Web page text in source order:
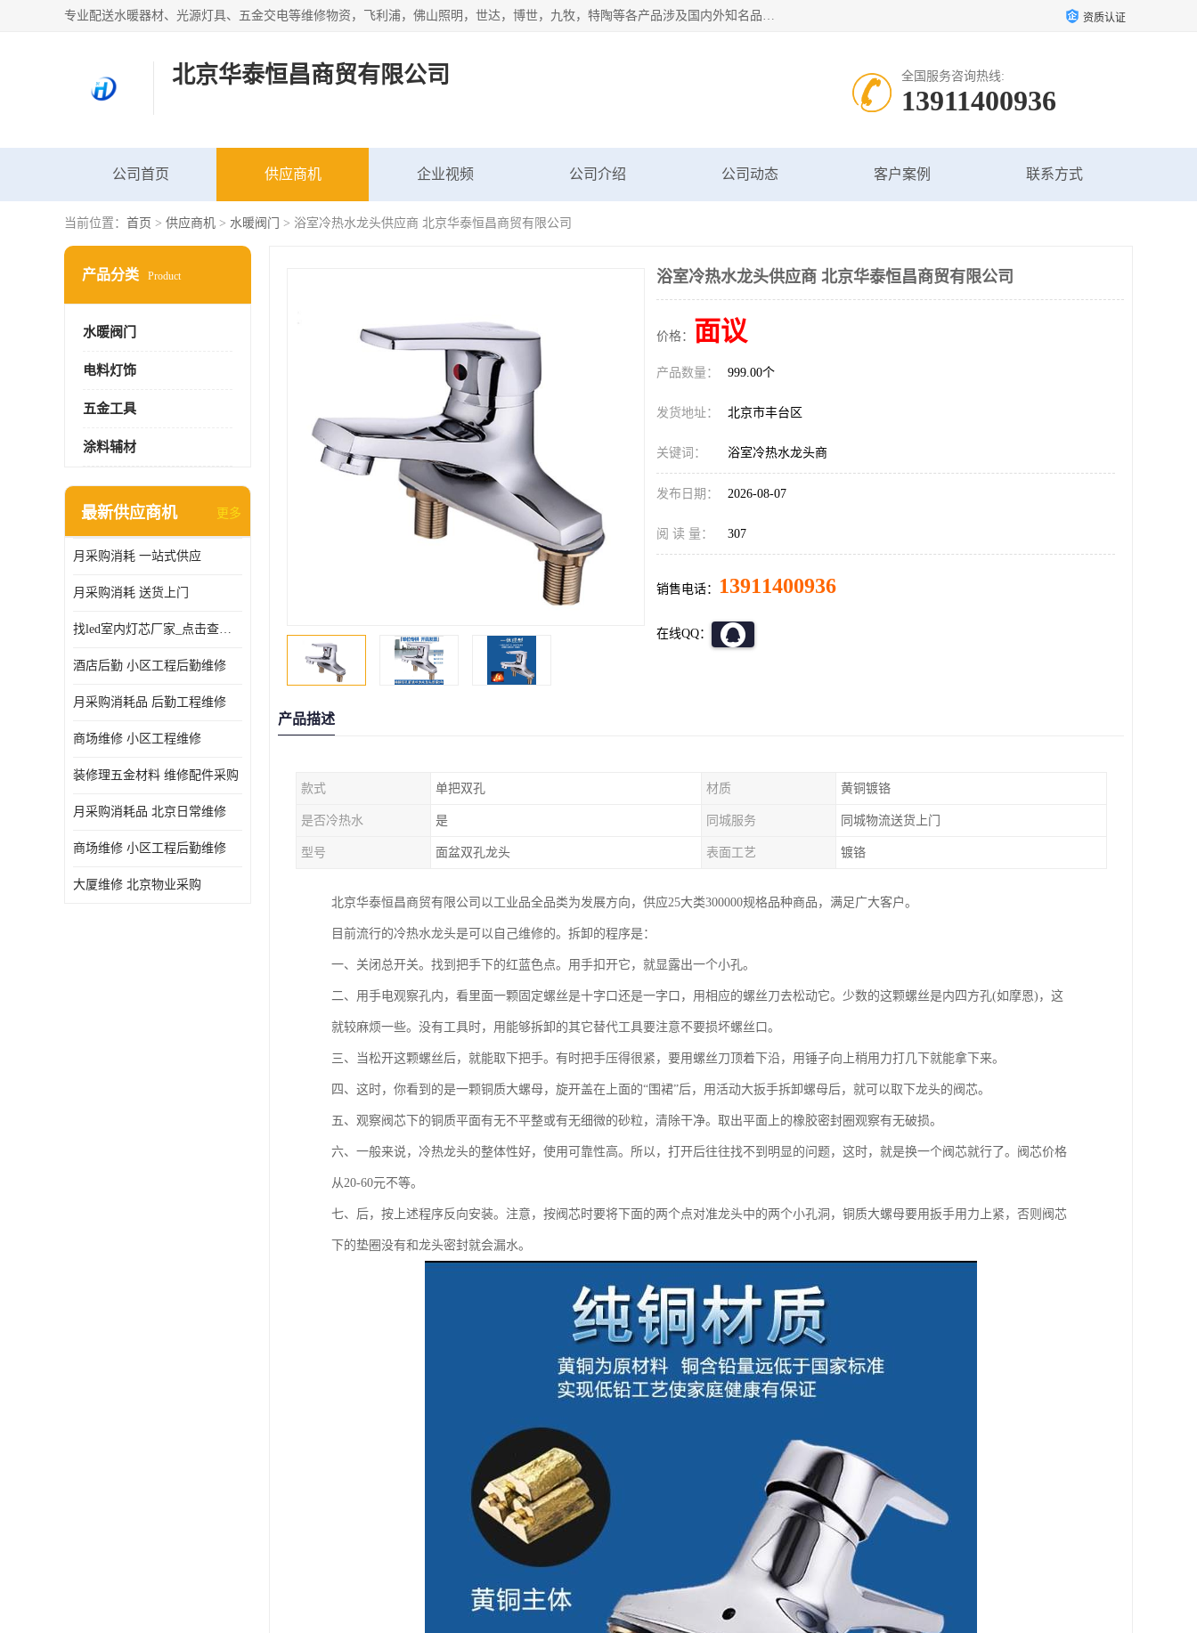
专业配送水暖器材、光源灯具、五金交电等维修物资，飞利浦，佛山照明，世达，博世，九牧，特陶等各产品涉及国内外知名品牌。公司专注与物业、学校、酒店、工厂等单位合作，提供一站式配送服务，降低客户综合成本。依托电子商务改变传统模式，以专业的团队为客户提供24H物资配送到达，货到月结、统一开票，便捷退换等服务，提高了企业的运营效率。 资质认证
北京华泰恒昌商贸有限公司 全国服务咨询热线:
13911400936
公司首页 供应商机 企业视频 公司介绍 公司动态 客户案例 联系方式
当前位置： 首页 > 供应商机 > 水暖阀门 > 浴室冷热水龙头供应商 北京华泰恒昌商贸有限公司
产品分类 Product
水暖阀门
电料灯饰
五金工具
涂料辅材
最新供应商机 更多
月采购消耗 一站式供应
月采购消耗 送货上门
找led室内灯芯厂家_点击查看更多
酒店后勤 小区工程后勤维修
月采购消耗品 后勤工程维修
商场维修 小区工程维修
装修理五金材料 维修配件采购
月采购消耗品 北京日常维修
商场维修 小区工程后勤维修
大厦维修 北京物业采购
浴室冷热水龙头供应商 北京华泰恒昌商贸有限公司
价格： 面议
产品数量： 999.00个
发货地址： 北京市丰台区
关键词： 浴室冷热水龙头商
发布日期： 2026-08-07
阅 读 量： 307
销售电话： 13911400936
在线QQ：
产品描述
款式 单把双孔 材质 黄铜镀铬
是否冷热水 是 同城服务 同城物流送货上门
型号 面盆双孔龙头 表面工艺 镀铬
北京华泰恒昌商贸有限公司以工业品全品类为发展方向，供应25大类300000规格品种商品，满足广大客户。
目前流行的冷热水龙头是可以自己维修的。拆卸的程序是：
一、关闭总开关。找到把手下的红蓝色点。用手扣开它，就显露出一个小孔。
二、用手电观察孔内，看里面一颗固定螺丝是十字口还是一字口，用相应的螺丝刀去松动它。少数的这颗螺丝是内四方孔(如摩恩)，这
就较麻烦一些。没有工具时，用能够拆卸的其它替代工具要注意不要损坏螺丝口。
三、当松开这颗螺丝后，就能取下把手。有时把手压得很紧，要用螺丝刀顶着下沿，用锤子向上稍用力打几下就能拿下来。
四、这时，你看到的是一颗铜质大螺母，旋开盖在上面的“围裙”后，用活动大扳手拆卸螺母后，就可以取下龙头的阀芯。
五、观察阀芯下的铜质平面有无不平整或有无细微的砂粒，清除干净。取出平面上的橡胶密封圈观察有无破损。
六、一般来说，冷热龙头的整体性好，使用可靠性高。所以，打开后往往找不到明显的问题，这时，就是换一个阀芯就行了。阀芯价格
从20-60元不等。
七、后，按上述程序反向安装。注意，按阀芯时要将下面的两个点对准龙头中的两个小孔洞，铜质大螺母要用扳手用力上紧，否则阀芯
下的垫圈没有和龙头密封就会漏水。